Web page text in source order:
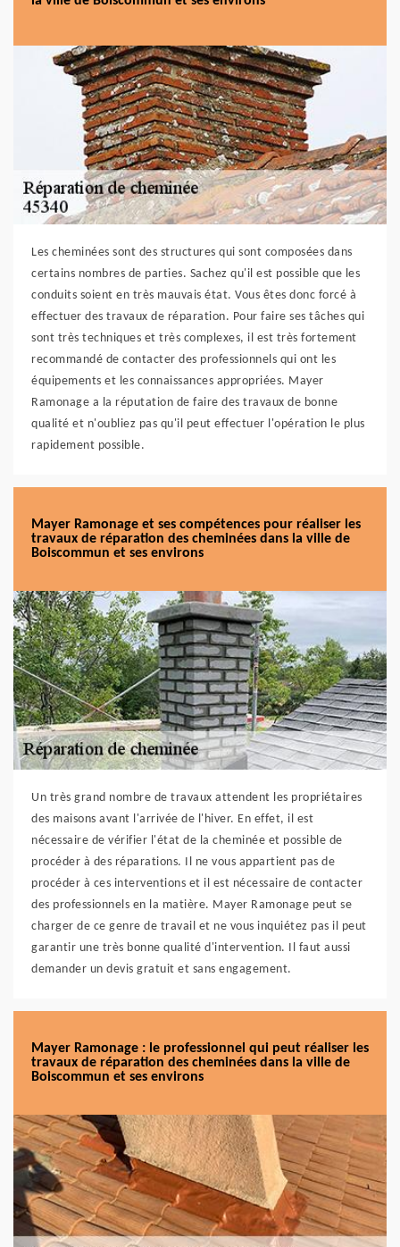
Les cheminées sont des structures qui sont composées dans
certains nombres de parties. Sachez qu'il est possible que les
conduits soient en très mauvais état. Vous êtes donc forcé à
effectuer des travaux de réparation. Pour faire ses tâches qui
sont très techniques et très complexes, il est très fortement
recommandé de contacter des professionnels qui ont les
équipements et les connaissances appropriées. Mayer
Ramonage a la réputation de faire des travaux de bonne
qualité et n'oubliez pas qu'il peut effectuer l'opération le plus
rapidement possible.
Mayer Ramonage et ses compétences pour réaliser les
travaux de réparation des cheminées dans la ville de
Boiscommun et ses environs
Un très grand nombre de travaux attendent les propriétaires
des maisons avant l'arrivée de l'hiver. En effet, il est
nécessaire de vérifier l'état de la cheminée et possible de
procéder à des réparations. Il ne vous appartient pas de
procéder à ces interventions et il est nécessaire de contacter
des professionnels en la matière. Mayer Ramonage peut se
charger de ce genre de travail et ne vous inquiétez pas il peut
garantir une très bonne qualité d'intervention. Il faut aussi
demander un devis gratuit et sans engagement.
Mayer Ramonage : le professionnel qui peut réaliser les
travaux de réparation des cheminées dans la ville de
Boiscommun et ses environs